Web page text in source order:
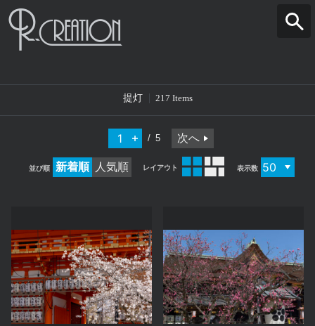
提灯 217 Items
5 次へ
並び順 新着順 人気順 レイアウト 表示数